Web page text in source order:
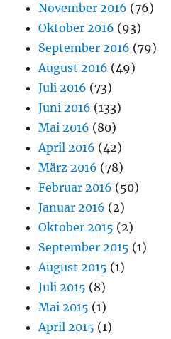
November 2016 (76)
Oktober 2016 (93)
September 2016 (79)
August 2016 (49)
Juli 2016 (73)
Juni 2016 (133)
Mai 2016 (80)
April 2016 (42)
März 2016 (78)
Februar 2016 (50)
Januar 2016 (2)
Oktober 2015 (2)
September 2015 (1)
August 2015 (1)
Juli 2015 (8)
Mai 2015 (1)
April 2015 (1)